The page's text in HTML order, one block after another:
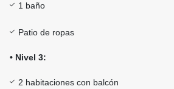
1 baño
Patio de ropas
• Nivel 3:
2 habitaciones con balcón